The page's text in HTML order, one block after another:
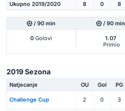
Ukupno 2019/2020 8 0 8
/ 90 min / 90 min
0 Golovi
1.07
Primio
2019 Sezona
Natjecanje OU Gol PG
Challenge Cup 2 0 3